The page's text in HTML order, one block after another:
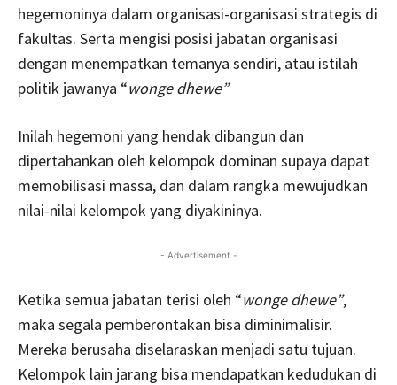
hegemoninya dalam organisasi-organisasi strategis di
fakultas. Serta mengisi posisi jabatan organisasi
dengan menempatkan temanya sendiri, atau istilah
politik jawanya “wonge dhewe”
Inilah hegemoni yang hendak dibangun dan
dipertahankan oleh kelompok dominan supaya dapat
memobilisasi massa, dan dalam rangka mewujudkan
nilai-nilai kelompok yang diyakininya.
- Advertisement -
Ketika semua jabatan terisi oleh “wonge dhewe”,
maka segala pemberontakan bisa diminimalisir.
Mereka berusaha diselaraskan menjadi satu tujuan.
Kelompok lain jarang bisa mendapatkan kedudukan di